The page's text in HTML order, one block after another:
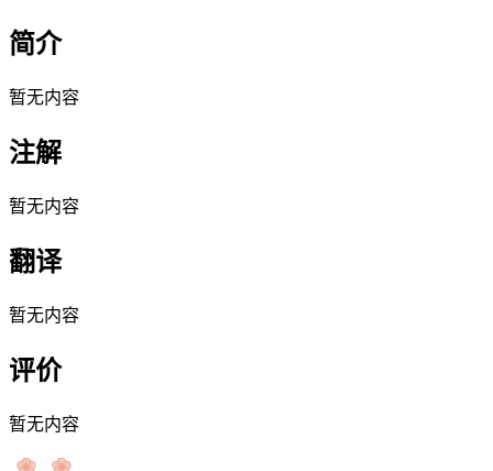
简介
暂无内容
注解
暂无内容
翻译
暂无内容
评价
暂无内容